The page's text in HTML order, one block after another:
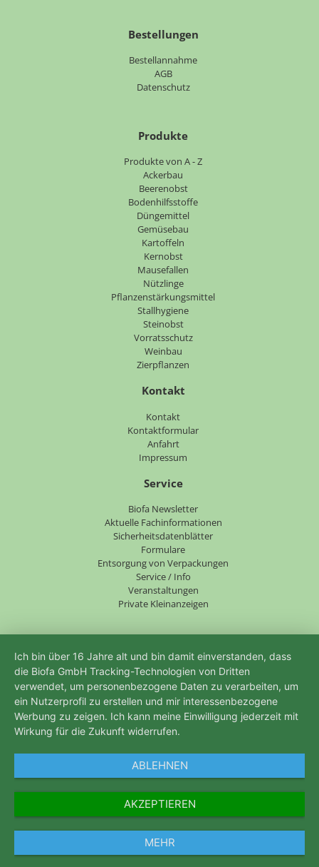
Bestellungen
Bestellannahme
AGB
Datenschutz
Produkte
Produkte von A - Z
Ackerbau
Beerenobst
Bodenhilfsstoffe
Düngemittel
Gemüsebau
Kartoffeln
Kernobst
Mausefallen
Nützlinge
Pflanzenstärkungsmittel
Stallhygiene
Steinobst
Vorratsschutz
Weinbau
Zierpflanzen
Kontakt
Kontakt
Kontaktformular
Anfahrt
Impressum
Service
Biofa Newsletter
Aktuelle Fachinformationen
Sicherheitsdatenblätter
Formulare
Entsorgung von Verpackungen
Service / Info
Veranstaltungen
Private Kleinanzeigen
Ich bin über 16 Jahre alt und bin damit einverstanden, dass
die Biofa GmbH Tracking-Technologien von Dritten
verwendet, um personenbezogene Daten zu verarbeiten, um
ein Nutzerprofil zu erstellen und mir interessenbezogene
Werbung zu zeigen. Ich kann meine Einwilligung jederzeit mit
Wirkung für die Zukunft widerrufen.
ABLEHNEN
AKZEPTIEREN
MEHR